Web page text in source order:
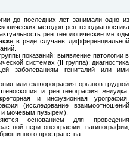
до последних лет занимали одно из
методов рентгенодиагностика
рентгенологические методы
в ряде случаев дифференциальной
показаний: выявление патологии в
системах (II группа); диагностика
заболеваниям гениталий или ими
или флюорография органов грудной
и рентгенография желудка,
и инфузионная урография,
(исследование взаимоотношений
мочевым пузырем).
основанием для проведения
перитонеографии; вагинографии;
пространства.